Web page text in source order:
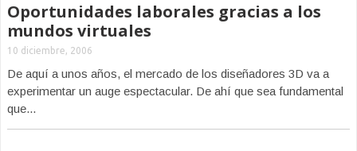
Oportunidades laborales gracias a los
mundos virtuales
10 diciembre, 2006
De aquí a unos años, el mercado de los diseñadores 3D va a
experimentar un auge espectacular. De ahí que sea fundamental
que...